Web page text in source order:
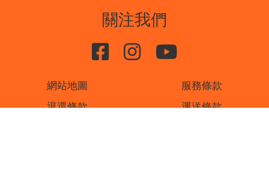
關注我們
網站地圖
服務條款
退還條款
運送條款